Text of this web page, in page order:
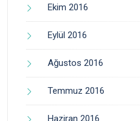
Ekim 2016
Eylül 2016
Ağustos 2016
Temmuz 2016
Haziran 2016